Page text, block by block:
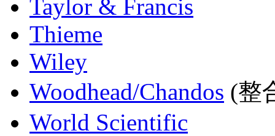
Taylor & Francis
Thieme
Wiley
Woodhead/Chandos (整
World Scientific